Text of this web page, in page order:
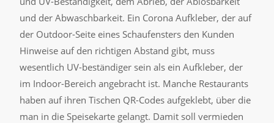
und der Abwaschbarkeit. Ein Corona Aufkleber, der auf
der Outdoor-Seite eines Schaufensters den Kunden
Hinweise auf den richtigen Abstand gibt, muss
wesentlich UV-beständiger sein als ein Aufkleber, der
im Indoor-Bereich angebracht ist. Manche Restaurants
haben auf ihren Tischen QR-Codes aufgeklebt, über die
man in die Speisekarte gelangt. Damit soll vermieden